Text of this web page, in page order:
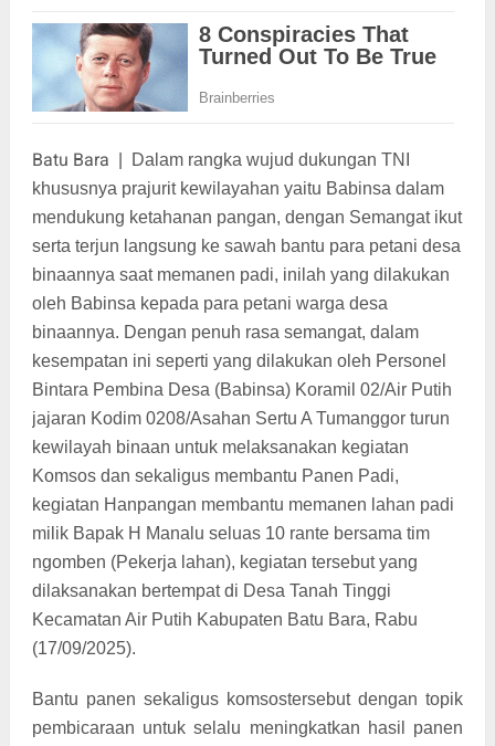
Batu Bara
Dalam rangka wujud dukungan TNI
khususnya prajurit kewilayahan yaitu Babinsa dalam
mendukung ketahanan pangan, dengan Semangat ikut
serta terjun langsung ke sawah bantu para petani desa
binaannya saat memanen padi, inilah yang dilakukan
oleh Babinsa kepada para petani warga desa
binaannya. Dengan penuh rasa semangat, dalam
kesempatan ini seperti yang dilakukan oleh Personel
Bintara Pembina Desa (Babinsa) Koramil 02/Air Putih
jajaran Kodim 0208/Asahan Sertu A Tumanggor turun
kewilayah binaan untuk melaksanakan kegiatan
Komsos dan sekaligus membantu Panen Padi,
kegiatan Hanpangan membantu memanen lahan padi
milik Bapak H Manalu seluas 10 rante bersama tim
ngomben (Pekerja lahan), kegiatan tersebut yang
dilaksanakan bertempat di Desa Tanah Tinggi
Kecamatan Air Putih Kabupaten Batu Bara, Rabu
(17/09/2025).
Bantu panen sekaligus komsostersebut dengan topik
pembicaraan untuk selalu meningkatkan hasil panen